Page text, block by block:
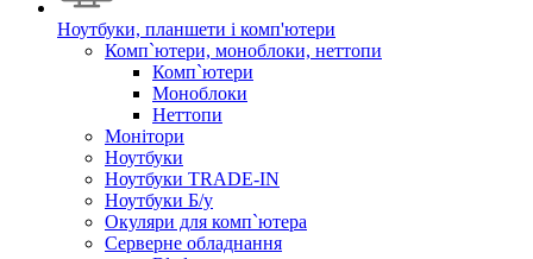
Ноутбуки, планшети і комп'ютери
Комп`ютери, моноблоки, неттопи
Комп`ютери
Моноблоки
Неттопи
Монітори
Ноутбуки
Ноутбуки TRADE-IN
Ноутбуки Б/у
Окуляри для комп`ютера
Серверне обладнання